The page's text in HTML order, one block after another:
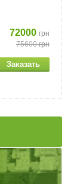
72000 грн
75600грн